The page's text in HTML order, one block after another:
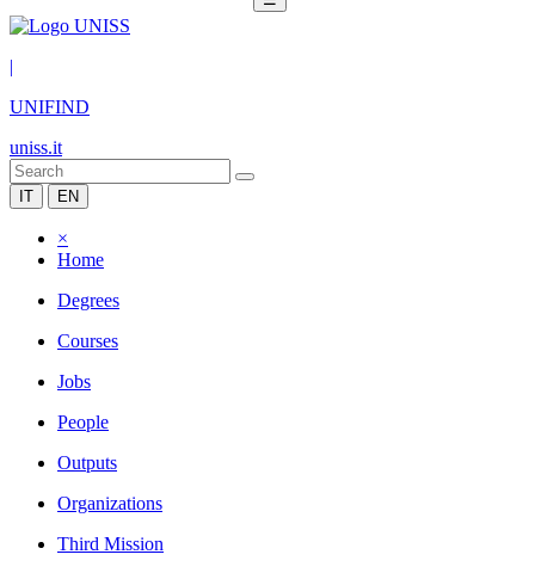
|
UNIFIND
uniss.it
IT EN
×
Home
Degrees
Courses
Jobs
People
Outputs
Organizations
Third Mission